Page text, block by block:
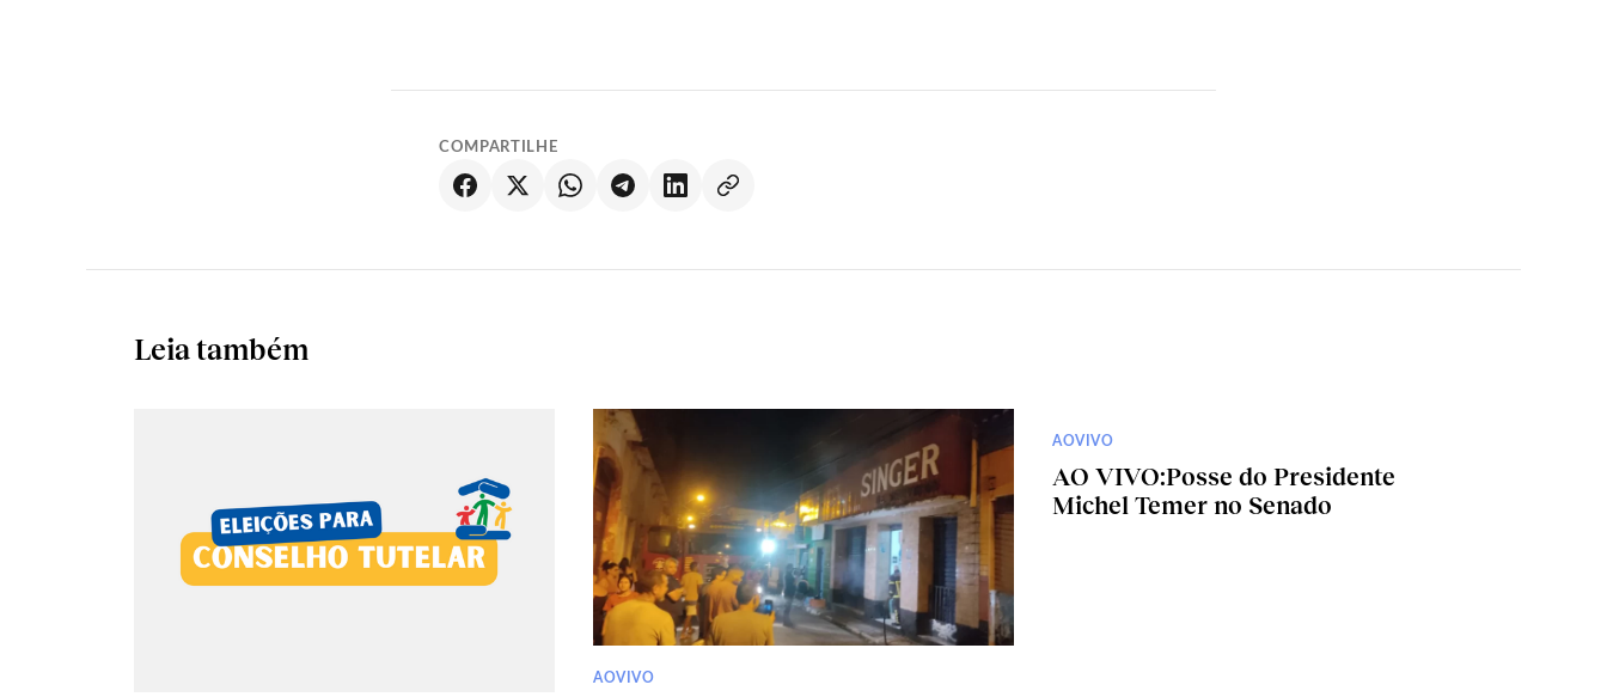
COMPARTILHE
Leia também
AOVIVO
AOVIVO
AO VIVO:Posse do Presidente
Michel Temer no Senado